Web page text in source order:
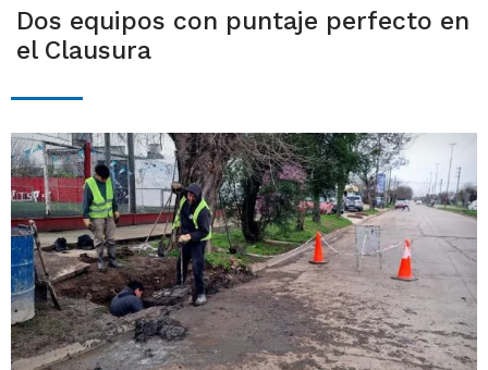
Dos equipos con puntaje perfecto en
el Clausura